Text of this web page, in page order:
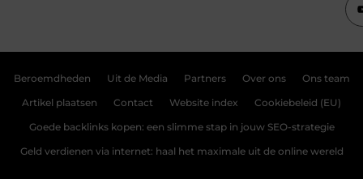
Beroemdheden Uit de Media Partners Over ons Ons team
Artikel plaatsen Contact Website index Cookiebeleid (EU)
Goede backlinks kopen: een slimme stap in jouw SEO-strategie
Geld verdienen via internet: haal het maximale uit de online wereld